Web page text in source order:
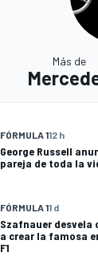
Más de
FÓRMULA 112 h
George Russell
pareja de toda la
FÓRMULA 11 d
Szafnauer
a crear la famosa
F1